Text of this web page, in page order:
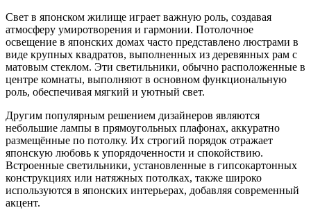
Свет в японском жилище играет важную роль, создавая
атмосферу умиротворения и гармонии. Потолочное
освещение в японских домах часто представлено люстрами в
виде крупных квадратов, выполненных из деревянных рам с
матовым стеклом. Эти светильники, обычно расположенные в
центре комнаты, выполняют в основном функциональную
роль, обеспечивая мягкий и уютный свет.
Другим популярным решением дизайнеров являются
небольшие лампы в прямоугольных плафонах, аккуратно
размещённые по потолку. Их строгий порядок отражает
японскую любовь к упорядоченности и спокойствию.
Встроенные светильники, установленные в гипсокартонных
конструкциях или натяжных потолках, также широко
используются в японских интерьерах, добавляя современный
акцент.